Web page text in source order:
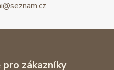
pro zákazníky